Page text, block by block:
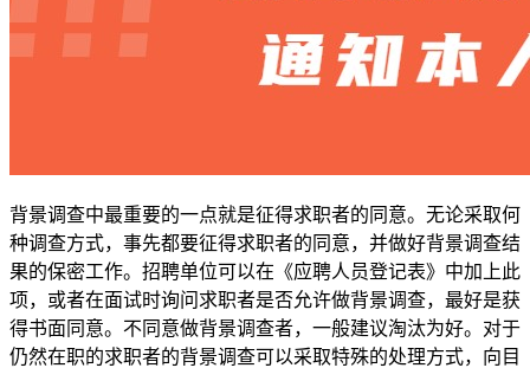
背景调查中最重要的一点就是征得求职者的同意。无论采取何
种调查方式，事先都要征得求职者的同意，并做好背景调查结
果的保密工作。招聘单位可以在《应聘人员登记表》中加上此
项，或者在面试时询问求职者是否允许做背景调查，最好是获
得书面同意。不同意做背景调查者，一般建议淘汰为好。对于
仍然在职的求职者的背景调查可以采取特殊的处理方式，向目